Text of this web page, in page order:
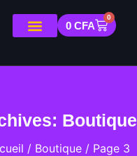
0 CFA
0
Boutique
/ Boutique/ Page 3